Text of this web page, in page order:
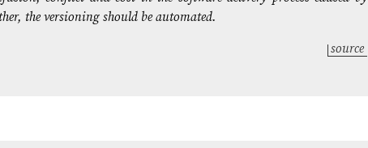
the versioning should be automated.
source